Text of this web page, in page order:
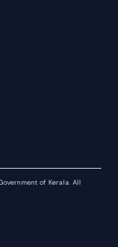
of Kerala. All